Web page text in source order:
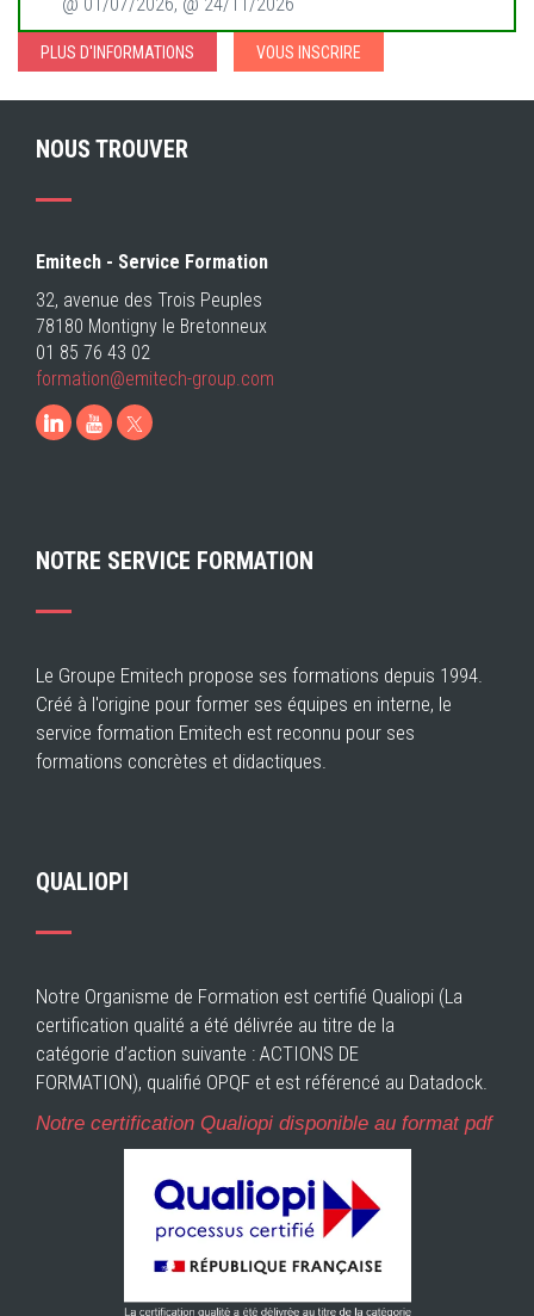
PLUS D'INFORMATIONS VOUS INSCRIRE
NOUS TROUVER
Emitech - Service Formation
32, avenue des Trois Peuples
78180 Montigny le Bretonneux
01 85 76 43 02
formation@emitech-group.com
LinkedIn
Youtube
NOTRE SERVICE FORMATION
Le Groupe Emitech propose ses formations depuis 1994.
Créé à l'origine pour former ses équipes en interne, le
service formation Emitech est reconnu pour ses
formations concrètes et didactiques.
QUALIOPI
Notre Organisme de Formation est certifié Qualiopi (La
certification qualité a été délivrée au titre de la
catégorie d’action suivante : ACTIONS DE
FORMATION), qualifié OPQF et est référencé au Datadock.
Notre certification Qualiopi disponible au format pdf